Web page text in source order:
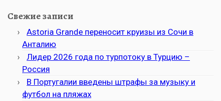
Свежие записи
Astoria Grande переносит круизы из Сочи в
Анталию
Лидер 2026 года по турпотоку в Турцию –
Россия
В Португалии введены штрафы за музыку и
футбол на пляжах